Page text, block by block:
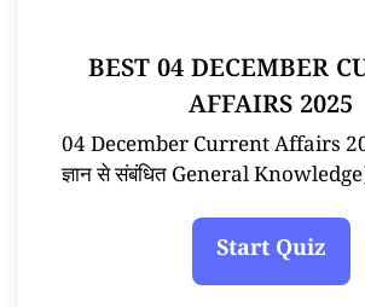
BEST 04 DECEMBER
AFFAIRS 2025
04 December Current Affairs
ज्ञान से संबंधित General